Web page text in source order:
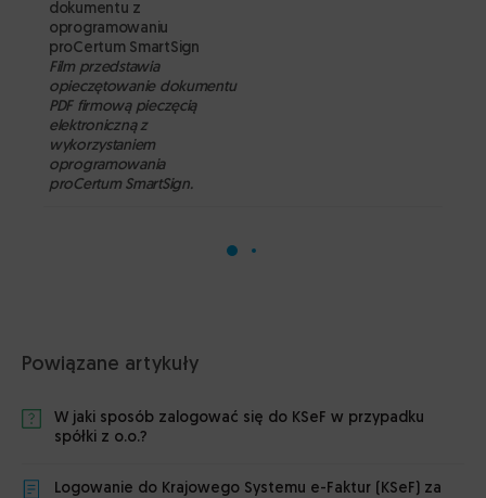
dokumentu z
oprogramowaniu
proCertum SmartSign
Film przedstawia
opieczętowanie dokumentu
PDF firmową pieczęcią
elektroniczną z
wykorzystaniem
oprogramowania
proCertum SmartSign.
Powiązane artykuły
W jaki sposób zalogować się do KSeF w przypadku
spółki z o.o.?
Logowanie do Krajowego Systemu e-Faktur (KSeF) za